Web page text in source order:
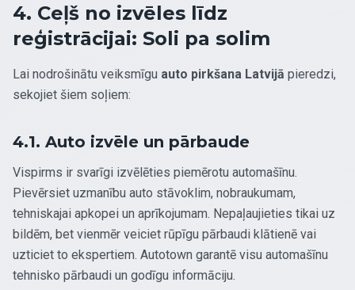
4. Ceļš no izvēles līdz
reģistrācijai: Soli pa solim
Lai nodrošinātu veiksmīgu auto pirkšana Latvijā pieredzi,
sekojiet šiem soļiem:
4.1. Auto izvēle un pārbaude
Vispirms ir svarīgi izvēlēties piemērotu automašīnu.
Pievērsiet uzmanību auto stāvoklim, nobraukumam,
tehniskajai apkopei un aprīkojumam. Nepaļaujieties tikai uz
bildēm, bet vienmēr veiciet rūpīgu pārbaudi klātienē vai
uzticiet to ekspertiem. Autotown garantē visu automašīnu
tehnisko pārbaudi un godīgu informāciju.